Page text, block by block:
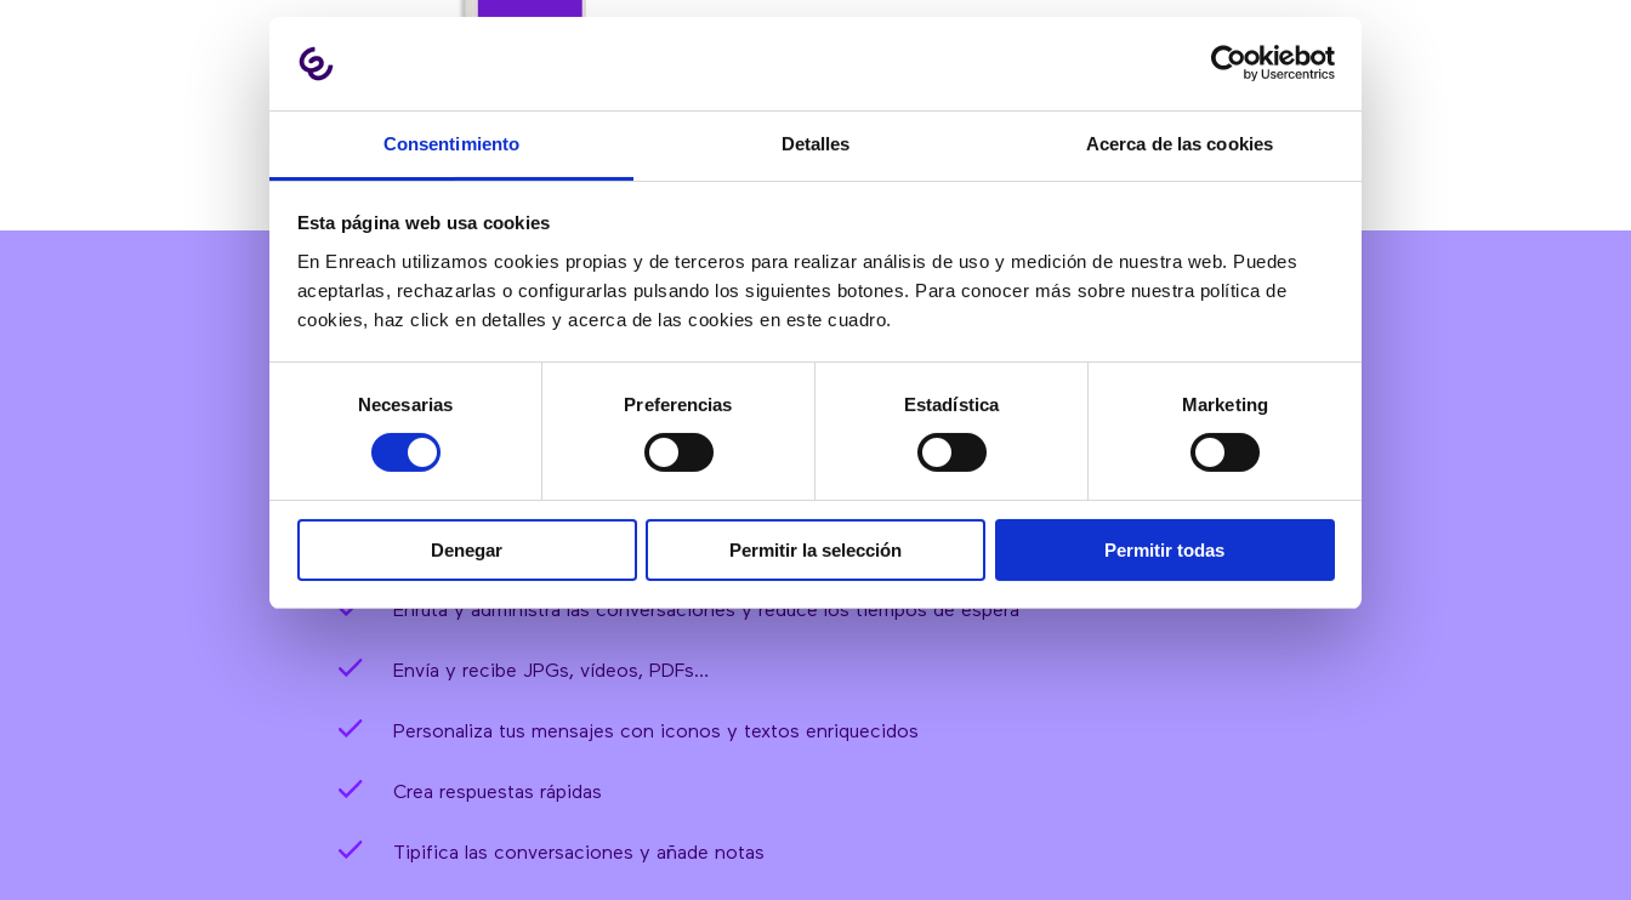
Consentimiento Detalles Acerca de las cookies
Esta página web usa cookies
En Enreach utilizamos cookies propias y de terceros para realizar análisis de uso y medición de nuestra web. Puedes
aceptarlas, rechazarlas o configurarlas pulsando los siguientes botones. Para conocer más sobre nuestra política de
cookies, haz click en detalles y acerca de las cookies en este cuadro.
consentimiento
Necesarias Preferencias Estadística Marketing
Denegar Permitir la selección Permitir todas
CARACTERÍSTICAS
​Personaliza la experiencia de tus clientes con nuestro AI Agent
Instálalo en tu web copiando y pegando una simple línea de código​​
Enruta y administra las conversaciones y reduce los tiempos de espera
Envía y recibe JPGs, vídeos, PDFs…
Personaliza tus mensajes con iconos y textos enriquecidos
Crea respuestas rápidas​
Tipifica las conversaciones y añade notas​